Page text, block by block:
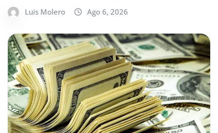
Luis Molero Ago 6, 2026